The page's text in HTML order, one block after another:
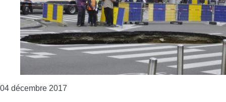
04 décembre 2017